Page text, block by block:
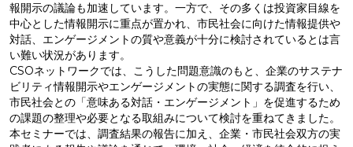
報開示の議論も加速しています。一方で、その多くは投資家目線を
中心とした情報開示に重点が置かれ、市民社会に向けた情報提供や
対話、エンゲージメントの質や意義が十分に検討されているとは言
い難い状況があります。
CSOネットワークでは、こうした問題意識のもと、企業のサステナ
ビリティ情報開示やエンゲージメントの実態に関する調査を行い、
市民社会との「意味ある対話・エンゲージメント」を促進するため
の課題の整理や必要となる取組みについて検討を重ねてきました。
本セミナーでは、調査結果の報告に加え、企業・市民社会双方の実